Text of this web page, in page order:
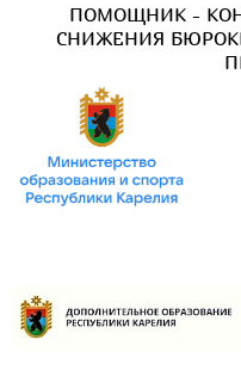
ПОМОЩНИК -
СНИЖЕНИЯ